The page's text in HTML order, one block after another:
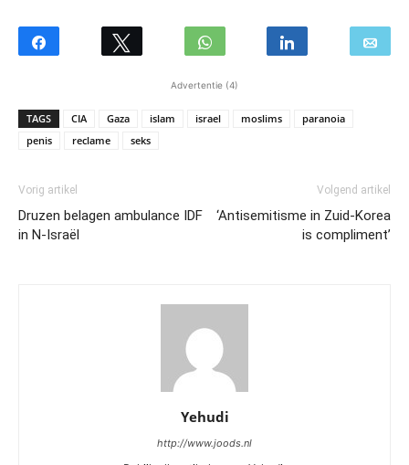
Advertentie (4)
TAGS CIA Gaza islam israel moslims
paranoia
penis
reclame seks
Vorig artikel
Druzen belagen ambulance IDF
in N-Israël
Volgend artikel
‘Antisemitisme in Zuid-Korea
is compliment’
Yehudi
http://www.joods.nl